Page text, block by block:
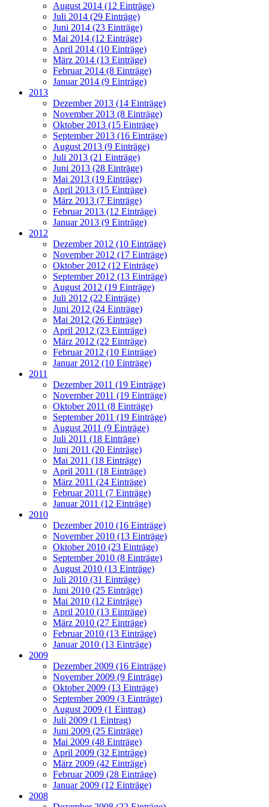
August 2014 (12 Einträge)
Juli 2014 (29 Einträge)
Juni 2014 (23 Einträge)
Mai 2014 (12 Einträge)
April 2014 (10 Einträge)
März 2014 (13 Einträge)
Februar 2014 (8 Einträge)
Januar 2014 (9 Einträge)
2013
Dezember 2013 (14 Einträge)
November 2013 (8 Einträge)
Oktober 2013 (15 Einträge)
September 2013 (16 Einträge)
August 2013 (9 Einträge)
Juli 2013 (21 Einträge)
Juni 2013 (28 Einträge)
Mai 2013 (19 Einträge)
April 2013 (15 Einträge)
März 2013 (7 Einträge)
Februar 2013 (12 Einträge)
Januar 2013 (9 Einträge)
2012
Dezember 2012 (10 Einträge)
November 2012 (17 Einträge)
Oktober 2012 (12 Einträge)
September 2012 (13 Einträge)
August 2012 (19 Einträge)
Juli 2012 (22 Einträge)
Juni 2012 (24 Einträge)
Mai 2012 (26 Einträge)
April 2012 (23 Einträge)
März 2012 (22 Einträge)
Februar 2012 (10 Einträge)
Januar 2012 (10 Einträge)
2011
Dezember 2011 (19 Einträge)
November 2011 (19 Einträge)
Oktober 2011 (8 Einträge)
September 2011 (19 Einträge)
August 2011 (9 Einträge)
Juli 2011 (18 Einträge)
Juni 2011 (20 Einträge)
Mai 2011 (18 Einträge)
April 2011 (18 Einträge)
März 2011 (24 Einträge)
Februar 2011 (7 Einträge)
Januar 2011 (12 Einträge)
2010
Dezember 2010 (16 Einträge)
November 2010 (13 Einträge)
Oktober 2010 (23 Einträge)
September 2010 (8 Einträge)
August 2010 (13 Einträge)
Juli 2010 (31 Einträge)
Juni 2010 (25 Einträge)
Mai 2010 (12 Einträge)
April 2010 (13 Einträge)
März 2010 (27 Einträge)
Februar 2010 (13 Einträge)
Januar 2010 (13 Einträge)
2009
Dezember 2009 (16 Einträge)
November 2009 (9 Einträge)
Oktober 2009 (13 Einträge)
September 2009 (3 Einträge)
August 2009 (1 Eintrag)
Juli 2009 (1 Eintrag)
Juni 2009 (25 Einträge)
Mai 2009 (48 Einträge)
April 2009 (32 Einträge)
März 2009 (42 Einträge)
Februar 2009 (28 Einträge)
Januar 2009 (12 Einträge)
2008